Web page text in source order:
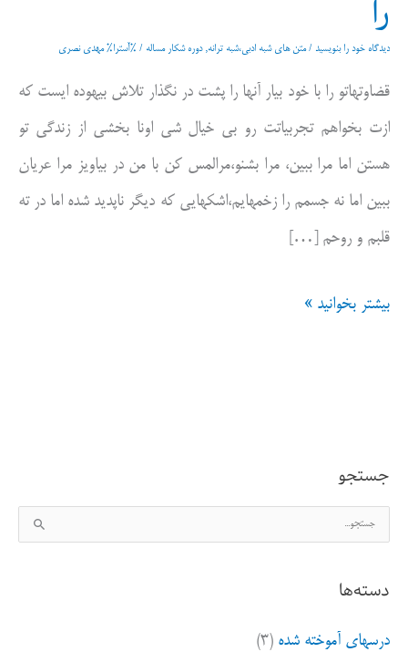
را
دیدگاه‌ خود را بنویسید /متن های شبه ادبی،شبه ترانه,دوره شکار مساله / %آسترا% مهدی نصری
قضاوتهاتو را با خود بیار آنها را پشت در نگذار تلاش بیهوده ایست که
ازت بخواهم تجربیاتت رو بی خیال شی اونا بخشی از زندگی تو
هستن اما مرا ببین، مرا بشنو،مرالمس کن با من در بیاویز مرا عریان
ببین اما نه جسمم را زخمهایم،اشکهایی که دیگر ناپدید شده اما در ته
قلبم و روحم […]
مرا
جسمم
بیشتر بخوانید »
جستجو
س
ج
ب
دسته‌ها
درسهای آموخته شده (۳)